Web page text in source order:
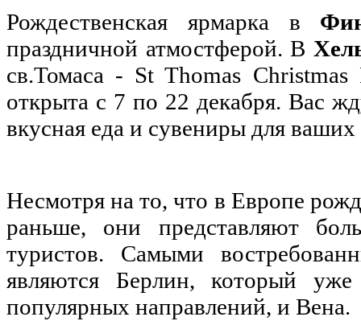
Рождественская ярмарка в
праздничной атмостферой. В
св.Томаса - St Thomas
открыта с 7 по 22 декабря. Вас
вкусная еда и сувениры для
Несмотря на то, что в Европе
раньше, они представляют
туристов. Самыми
являются Берлин, который
популярных направлений, и Вена.